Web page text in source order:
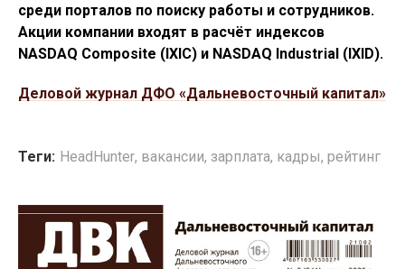
среди порталов по поиску работы и сотрудников.
Акции компании входят в расчёт индексов
NASDAQ Composite (IXIC) и NASDAQ Industrial (IXID).
Деловой журнал ДФО «Дальневосточный капитал»
Теги: HeadHunter, вакансии, зарплата, кадры, рейтинг